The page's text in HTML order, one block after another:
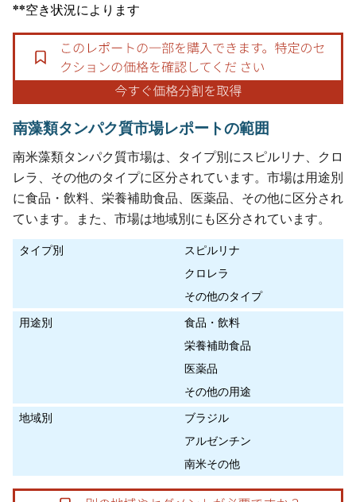
**空き状況によります
南藻類タンパク質市場レポートの範囲
南米藻類タンパク質市場は、タイプ別にスピルリナ、クロ
レラ、その他のタイプに区分されています。市場は用途別
に食品・飲料、栄養補助食品、医薬品、その他に区分され
ています。また、市場は地域別にも区分されています。
タイプ別
スピルリナ
クロレラ
その他のタイプ
用途別
食品・飲料
栄養補助食品
医薬品
その他の用途
地域別
ブラジル
アルゼンチン
南米その他